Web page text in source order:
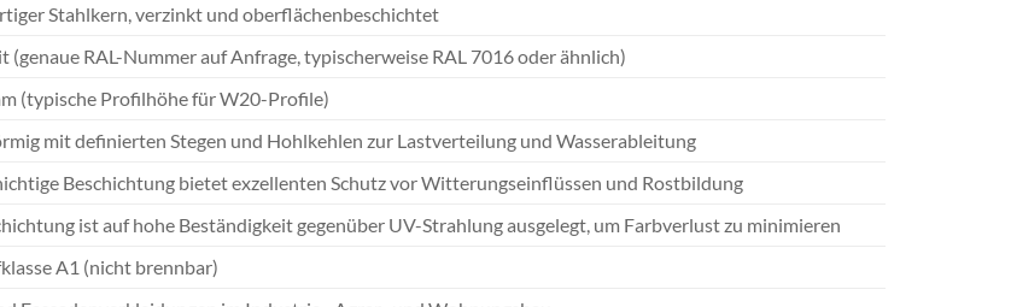
Stahlkern, verzinkt und oberflächenbeschichtet
(genaue RAL-Nummer auf Anfrage, typischerweise RAL 7016 oder ähnlich)
(typische Profilhöhe für W20-Profile)
mit definierten Stegen und Hohlkehlen zur Lastverteilung und Wasserableitung
Beschichtung bietet exzellenten Schutz vor Witterungseinflüssen und Rostbildung
ist auf hohe Beständigkeit gegenüber UV-Strahlung ausgelegt, um Farbverlust zu minimieren
A1 (nicht brennbar)